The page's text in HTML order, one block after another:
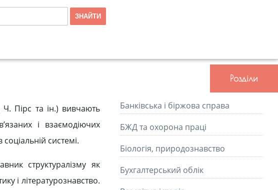
Пірс та ін.) вивчають
і взаємодіючих
системі.
структуралізму як
і літературознавство.
Розділи
Банківська і біржова справа
БЖД та охорона праці
Біологія, природознавство
Бухгалтерський облік